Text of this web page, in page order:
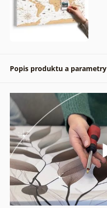
Popis produktu a parametry